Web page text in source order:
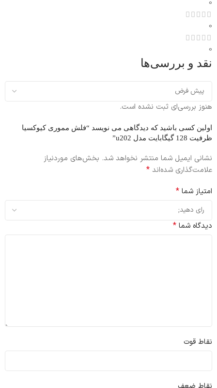
0
0
0
نقد و بررسی‌ها
هنوز بررسی‌ای ثبت نشده است.
اولین کسی باشید که دیدگاهی می نویسد “فلش مموری کیوکسیا
ظرفیت 128 گیگابایت مدل u202”
نشانی ایمیل شما منتشر نخواهد شد. بخش‌های موردنیاز
علامت‌گذاری شده‌اند *
امتیاز شما *
دیدگاه شما *
نقاط قوت